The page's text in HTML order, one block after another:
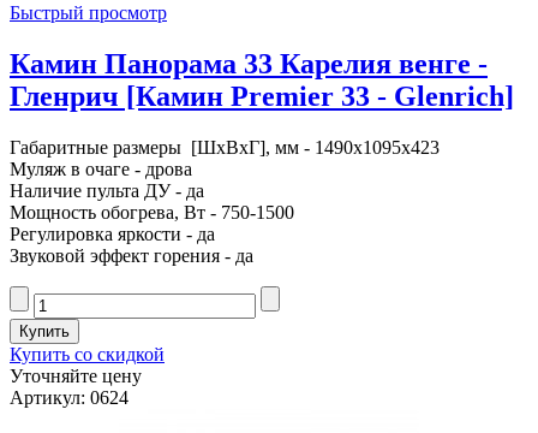
Быстрый просмотр
Камин Панорама 33 Карелия венге -
Гленрич [Камин Premier 33 - Glenrich]
Габаритные размеры [ШxВxГ], мм - 1490x1095x423
Муляж в очаге - дрова
Наличие пульта ДУ - да
Мощность обогрева, Вт - 750-1500
Регулировка яркости - да
Звуковой эффект горения - да
Купить со скидкой
Уточняйте цену
Артикул: 0624